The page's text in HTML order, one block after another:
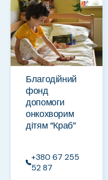
Благодійний
фонд
допомоги
онкохворим
дітям “Краб”
+380 67 255
52 87